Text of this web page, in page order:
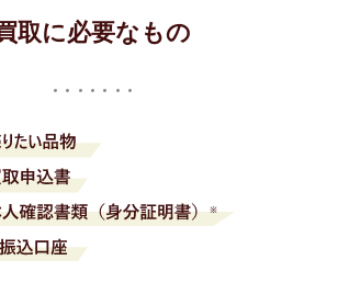
取に必要なもの